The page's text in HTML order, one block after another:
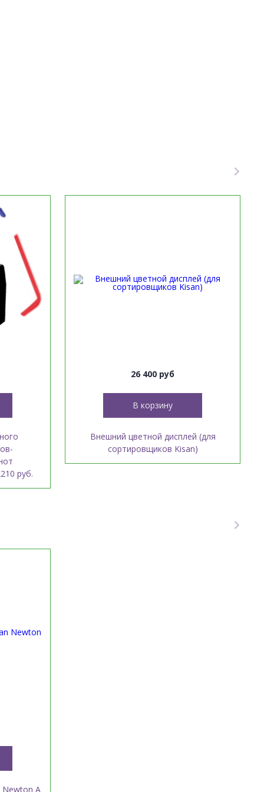
руб.
26 400 руб
В корзину
Внешний цветной дисплей (для
сортировщиков Kisan)
A